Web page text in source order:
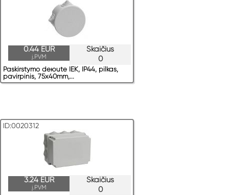
Skaičius
0
0.44 EUR
į.PVM
Paskirstymo deюute IEK, IP44, pilkas,
pavirрinis, 75x40mm,...
ID:0020312
Skaičius
0
3.24 EUR
į.PVM